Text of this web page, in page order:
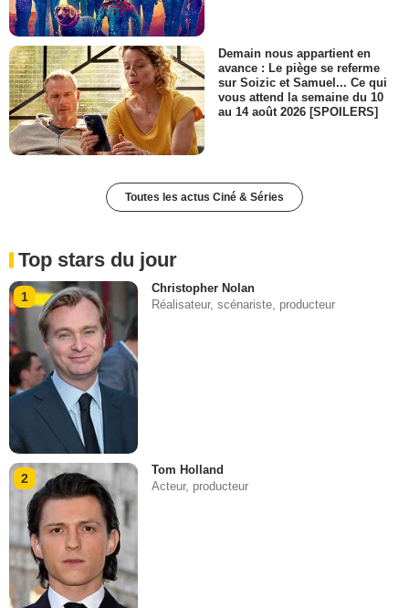
Demain nous appartient en
avance : Le piège se referme
sur Soizic et Samuel... Ce qui
vous attend la semaine du 10
au 14 août 2026 [SPOILERS]
Toutes les actus Ciné & Séries
Top stars du jour
1
Christopher Nolan
Réalisateur, scénariste, producteur
2
Tom Holland
Acteur, producteur